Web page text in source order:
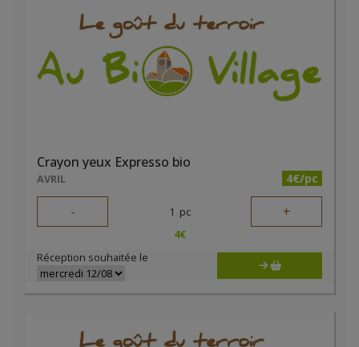
Crayon yeux Expresso bio
AVRIL 4€/pc
- 1 pc +
4€
Réception souhaitée le